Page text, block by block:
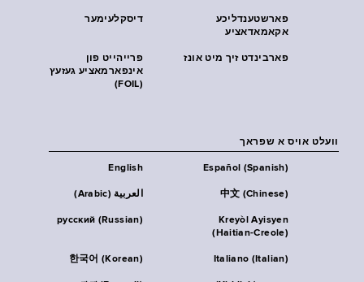
דיסקלעימער
פארשטענדליכע
אקאמאדאציע
פרייהייט פון
אינפארמאציע געזעץ
(FOIL)
פארבינדט זיך מיט אונז
וועלט אויס א שפראך
English Español (Spanish)
العربية (Arabic) 中文 (Chinese)
русский (Russian)
Kreyòl Ayisyen
(Haitian-Creole)
한국어 (Korean) Italiano (Italian)